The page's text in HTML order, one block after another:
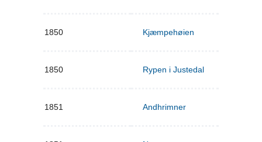
1850 Kjæmpehøien
1850 Rypen i Justedal
1851 Andhrimner